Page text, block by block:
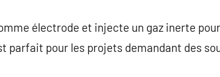
électrode et injecte un gaz inerte
parfait pour les projets demandant des